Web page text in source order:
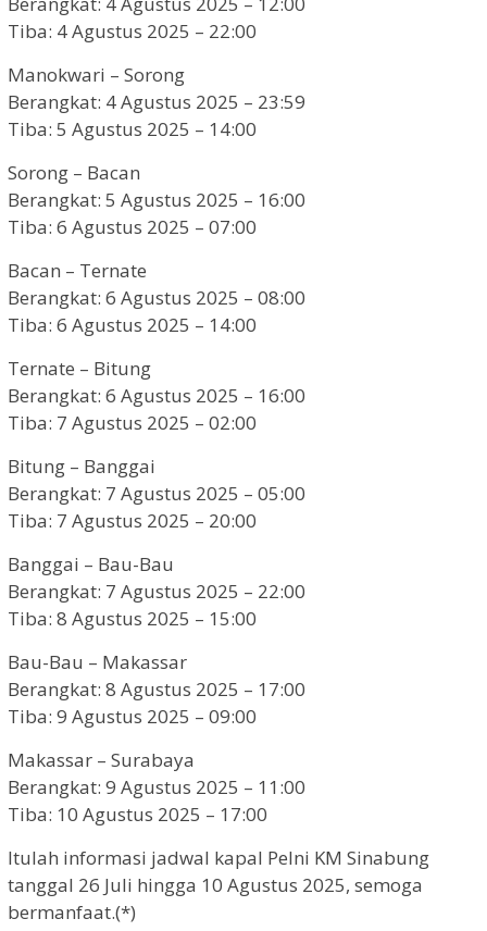
Tiba: 4 Agustus 2025 – 22:00
Manokwari – Sorong
Berangkat: 4 Agustus 2025 – 23:59
Tiba: 5 Agustus 2025 – 14:00
Sorong – Bacan
Berangkat: 5 Agustus 2025 – 16:00
Tiba: 6 Agustus 2025 – 07:00
Bacan – Ternate
Berangkat: 6 Agustus 2025 – 08:00
Tiba: 6 Agustus 2025 – 14:00
Ternate – Bitung
Berangkat: 6 Agustus 2025 – 16:00
Tiba: 7 Agustus 2025 – 02:00
Bitung – Banggai
Berangkat: 7 Agustus 2025 – 05:00
Tiba: 7 Agustus 2025 – 20:00
Banggai – Bau-Bau
Berangkat: 7 Agustus 2025 – 22:00
Tiba: 8 Agustus 2025 – 15:00
Bau-Bau – Makassar
Berangkat: 8 Agustus 2025 – 17:00
Tiba: 9 Agustus 2025 – 09:00
Makassar – Surabaya
Berangkat: 9 Agustus 2025 – 11:00
Tiba: 10 Agustus 2025 – 17:00
Itulah informasi jadwal kapal Pelni KM Sinabung
tanggal 26 Juli hingga 10 Agustus 2025, semoga
bermanfaat.(*)